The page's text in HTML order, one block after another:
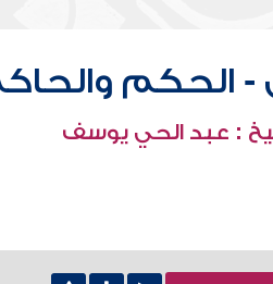
- الحكم
: عبد الحي يوسف